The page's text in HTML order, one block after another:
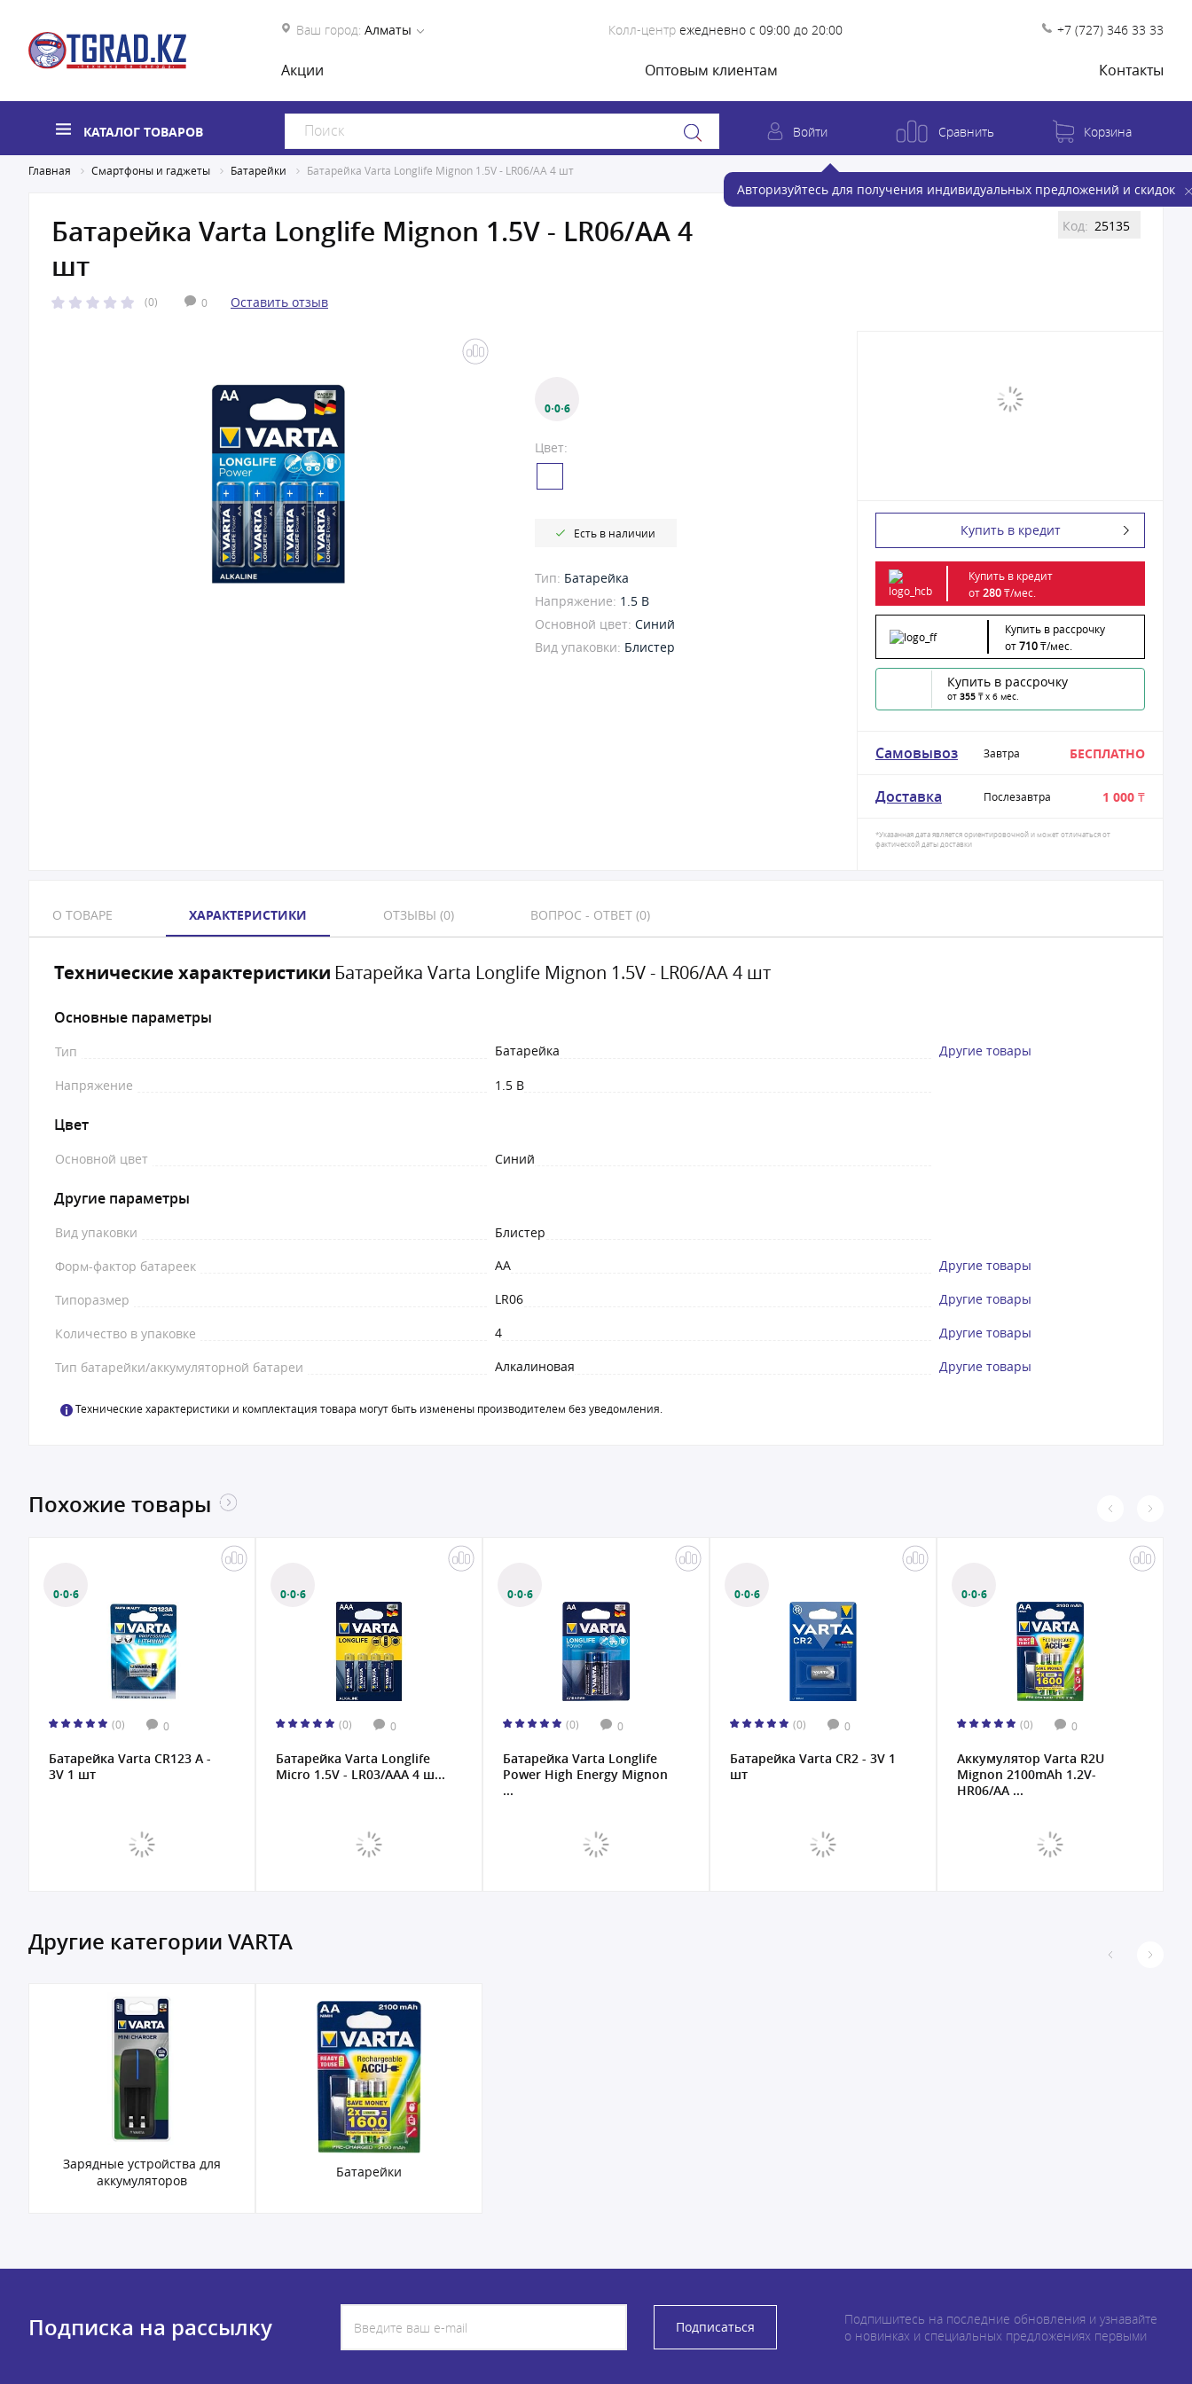
Ваш город: Алматы Колл-центр ежедневно с 09:00 до 20:00 +7 (727) 346 33 33
Акции Оптовым клиентам Контакты
КАТАЛОГ ТОВАРОВ Войти
Авторизуйтесь для получения индивидуальных предложений и скидок
Сравнить Корзина
Главная Смартфоны и гаджеты Батарейки Батарейка Varta Longlife Mignon 1.5V - LR06/AA 4 шт
Батарейка Varta Longlife Mignon 1.5V - LR06/AA 4
шт
(0) 0 Оставить отзыв
Код: 25135
0·0·6
Цвет:
Есть в наличии
Тип: Батарейка
Напряжение: 1.5 В
Основной цвет: Синий
Вид упаковки: Блистер
Купить в кредит
Купить в кредит
от280₸/мес.
Купить в рассрочку
от710₸/мес.
Купить в рассрочку
от 355 ₸ x 6 мес.
Самовывоз Завтра БЕСПЛАТНО
Доставка Послезавтра 1 000 ₸
*Указанная дата является ориентировочной и может отличаться от
фактической даты доставки
О ТОВАРЕ ХАРАКТЕРИСТИКИ ОТЗЫВЫ (0) ВОПРОС - ОТВЕТ (0)
Технические характеристики Батарейка Varta Longlife Mignon 1.5V - LR06/AA 4 шт
Основные параметры
Тип Батарейка Другие товары
Напряжение 1.5 В
Цвет
Основной цвет Синий
Другие параметры
Вид упаковки
Блистер
Форм-фактор батареек
AA Другие товары
Типоразмер LR06 Другие товары
Количество в упаковке 4 Другие товары
Тип батарейки/аккумуляторной батареи Алкалиновая Другие товары
Технические характеристики и комплектация товара могут быть изменены производителем без уведомления.
Похожие товары
0·0·6
(0) 0
Батарейка Varta CR123 A -
3V 1 шт
0·0·6
(0) 0
Батарейка Varta Longlife
Micro 1.5V - LR03/AAA 4 ш...
0·0·6
(0) 0
Батарейка Varta Longlife
Power High Energy Mignon
...
0·0·6
(0) 0
Батарейка Varta CR2 - 3V 1
шт
0·0·6
(0) 0
Аккумулятор Varta R2U
Mignon 2100mAh 1.2V-
HR06/AA ...
Другие категории VARTA
Зарядные устройства для
аккумуляторов
Батарейки
Подписка на рассылку Подписаться
Подпишитесь на последние обновления и узнавайте
о новинках и специальных предложениях первыми